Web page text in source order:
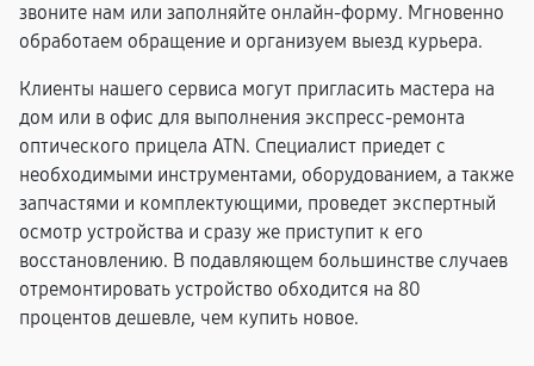
звоните нам или заполняйте онлайн-форму. Мгновенно
обработаем обращение и организуем выезд курьера.
Клиенты нашего сервиса могут пригласить мастера на
дом или в офис для выполнения экспресс-ремонта
оптического прицела ATN. Специалист приедет с
необходимыми инструментами, оборудованием, а также
запчастями и комплектующими, проведет экспертный
осмотр устройства и сразу же приступит к его
восстановлению. В подавляющем большинстве случаев
отремонтировать устройство обходится на 80
процентов дешевле, чем купить новое.